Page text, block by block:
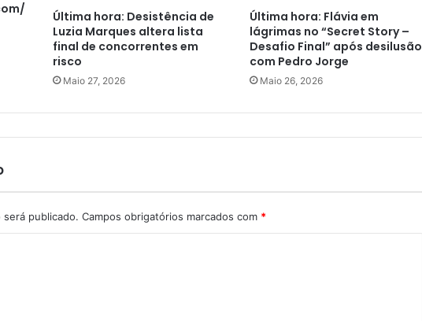
Última hora: Desistência de
Luzia Marques altera lista
final de concorrentes em
risco
Maio 27, 2026
Última hora: Flávia em
lágrimas no “Secret Story –
Desafio Final” após desilusão
com Pedro Jorge
Maio 26, 2026
publicado. Campos obrigatórios marcados com *